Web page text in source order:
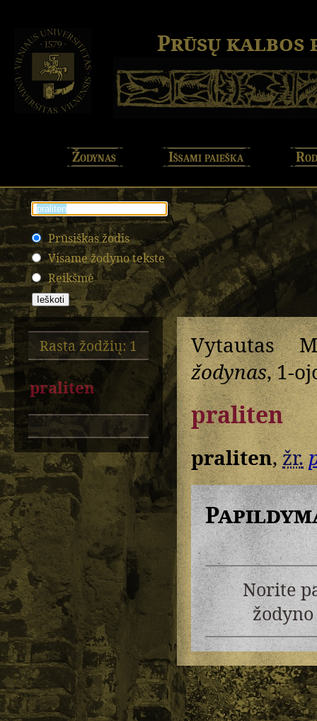
Prūsų kalbos
Žodynas Išsami paieška
Prūsiškas žodis
Visame žodyno tekste
Reikšmė
Rasta žodžių: 1
praliten
Vytautas
žodynas, 1-
praliten
praliten,žr.
Norite